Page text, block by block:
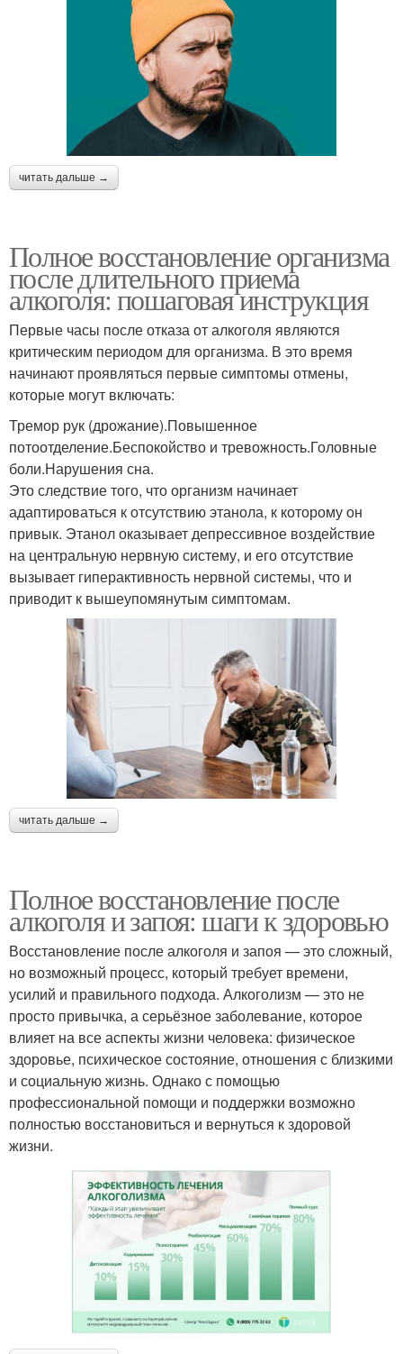
читать дальше →
Полное восстановление организма
после длительного приема
алкоголя: пошаговая инструкция
Первые часы после отказа от алкоголя являются
критическим периодом для организма. В это время
начинают проявляться первые симптомы отмены,
которые могут включать:
Тремор рук (дрожание).Повышенное
потоотделение.Беспокойство и тревожность.Головные
боли.Нарушения сна.
Это следствие того, что организм начинает
адаптироваться к отсутствию этанола, к которому он
привык. Этанол оказывает депрессивное воздействие
на центральную нервную систему, и его отсутствие
вызывает гиперактивность нервной системы, что и
приводит к вышеупомянутым симптомам.
читать дальше →
Полное восстановление после
алкоголя и запоя: шаги к здоровью
Восстановление после алкоголя и запоя — это сложный,
но возможный процесс, который требует времени,
усилий и правильного подхода. Алкоголизм — это не
просто привычка, а серьёзное заболевание, которое
влияет на все аспекты жизни человека: физическое
здоровье, психическое состояние, отношения с близкими
и социальную жизнь. Однако с помощью
профессиональной помощи и поддержки возможно
полностью восстановиться и вернуться к здоровой
жизни.